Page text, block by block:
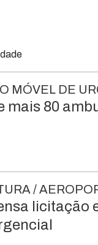
MÓVEL DE
mais 80
/
licitação